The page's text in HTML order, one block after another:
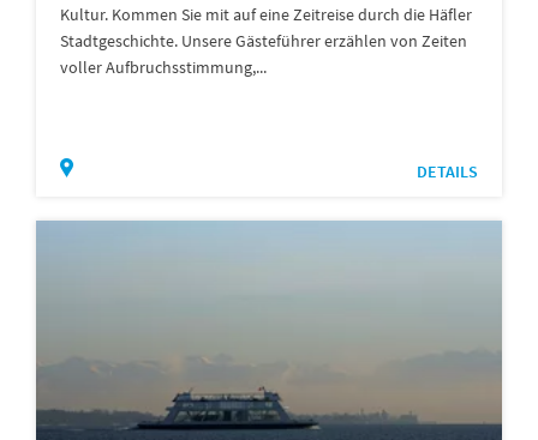
Kultur. Kommen Sie mit auf eine Zeitreise durch die Häfler
Stadtgeschichte. Unsere Gästeführer erzählen von Zeiten
voller Aufbruchsstimmung,...
DETAILS